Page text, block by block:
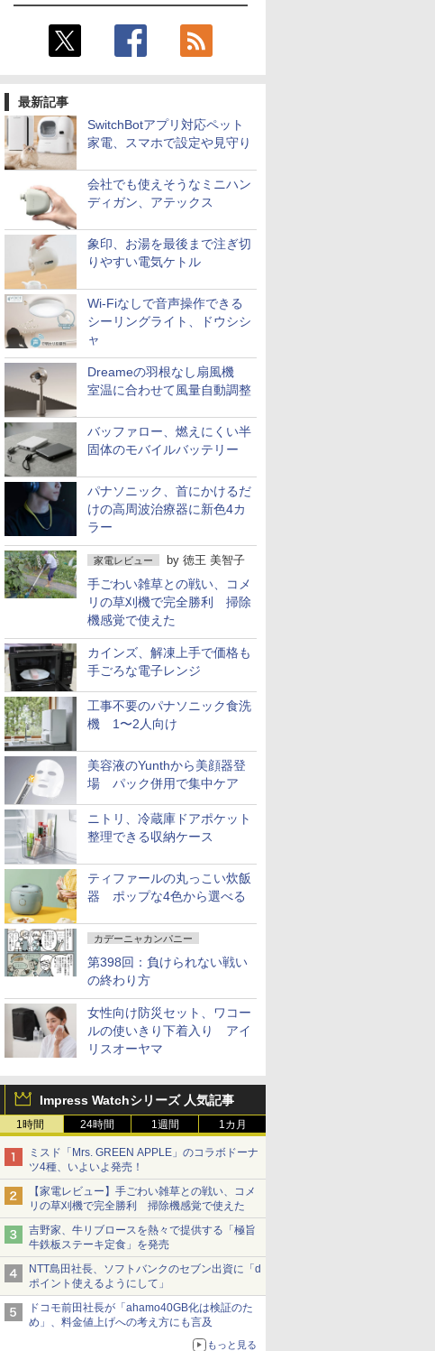
最新記事
SwitchBotアプリ対応ペット
家電、スマホで設定や見守り
会社でも使えそうなミニハン
ディガン、アテックス
象印、お湯を最後まで注ぎ切
りやすい電気ケトル
Wi-Fiなしで音声操作できる
シーリングライト、ドウシシ
ャ
Dreameの羽根なし扇風機
室温に合わせて風量自動調整
バッファロー、燃えにくい半
固体のモバイルバッテリー
パナソニック、首にかけるだ
けの高周波治療器に新色4カ
ラー
家電レビュー by 徳王 美智子
手ごわい雑草との戦い、コメ
リの草刈機で完全勝利 掃除
機感覚で使えた
カインズ、解凍上手で価格も
手ごろな電子レンジ
工事不要のパナソニック食洗
機 1〜2人向け
美容液のYunthから美顔器登
場 パック併用で集中ケア
ニトリ、冷蔵庫ドアポケット
整理できる収納ケース
ティファールの丸っこい炊飯
器 ポップな4色から選べる
カデーニャカンパニー
第398回：負けられない戦い
の終わり方
女性向け防災セット、ワコー
ルの使いきり下着入り アイ
リスオーヤマ
Impress Watchシリーズ 人気記事
1時間 24時間 1週間 1カ月
ミスド「Mrs. GREEN APPLE」のコラボドーナ
ツ4種、いよいよ発売！
【家電レビュー】手ごわい雑草との戦い、コメ
リの草刈機で完全勝利 掃除機感覚で使えた
吉野家、牛リブロースを熱々で提供する「極旨
牛鉄板ステーキ定食」を発売
NTT島田社長、ソフトバンクのセブン出資に「d
ポイント使えるようにして」
ドコモ前田社長が「ahamo40GB化は検証のた
め」、料金値上げへの考え方にも言及
もっと見る